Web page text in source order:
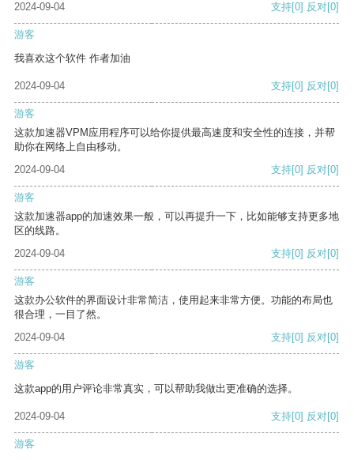
2024-09-04 支持[0] 反对[0]
游客
我喜欢这个软件 作者加油
2024-09-04 支持[0] 反对[0]
游客
这款加速器VPM应用程序可以给你提供最高速度和安全性的连接，并帮
助你在网络上自由移动。
2024-09-04
支持[0] 反对[0]
游客
这款加速器app的加速效果一般，可以再提升一下，比如能够支持更多地
区的线路。
2024-09-04
支持[0] 反对[0]
游客
这款办公软件的界面设计非常简洁，使用起来非常方便。功能的布局也
很合理，一目了然。
2024-09-04
支持[0] 反对[0]
游客
这款app的用户评论非常真实，可以帮助我做出更准确的选择。
2024-09-04 支持[0] 反对[0]
游客